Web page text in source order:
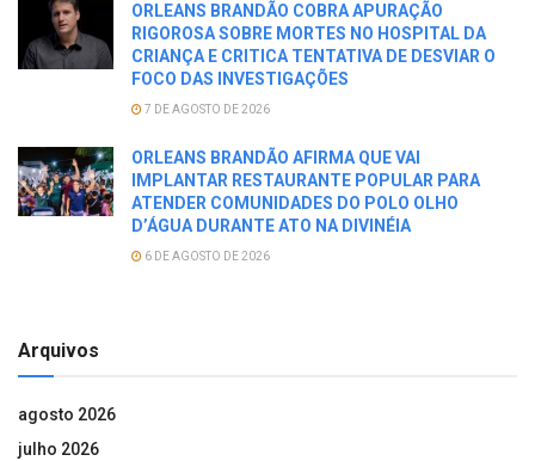
ORLEANS BRANDÃO COBRA APURAÇÃO
RIGOROSA SOBRE MORTES NO HOSPITAL DA
CRIANÇA E CRITICA TENTATIVA DE DESVIAR O
FOCO DAS INVESTIGAÇÕES
7 DE AGOSTO DE 2026
ORLEANS BRANDÃO AFIRMA QUE VAI
IMPLANTAR RESTAURANTE POPULAR PARA
ATENDER COMUNIDADES DO POLO OLHO
D’ÁGUA DURANTE ATO NA DIVINÉIA
6 DE AGOSTO DE 2026
Arquivos
agosto 2026
julho 2026